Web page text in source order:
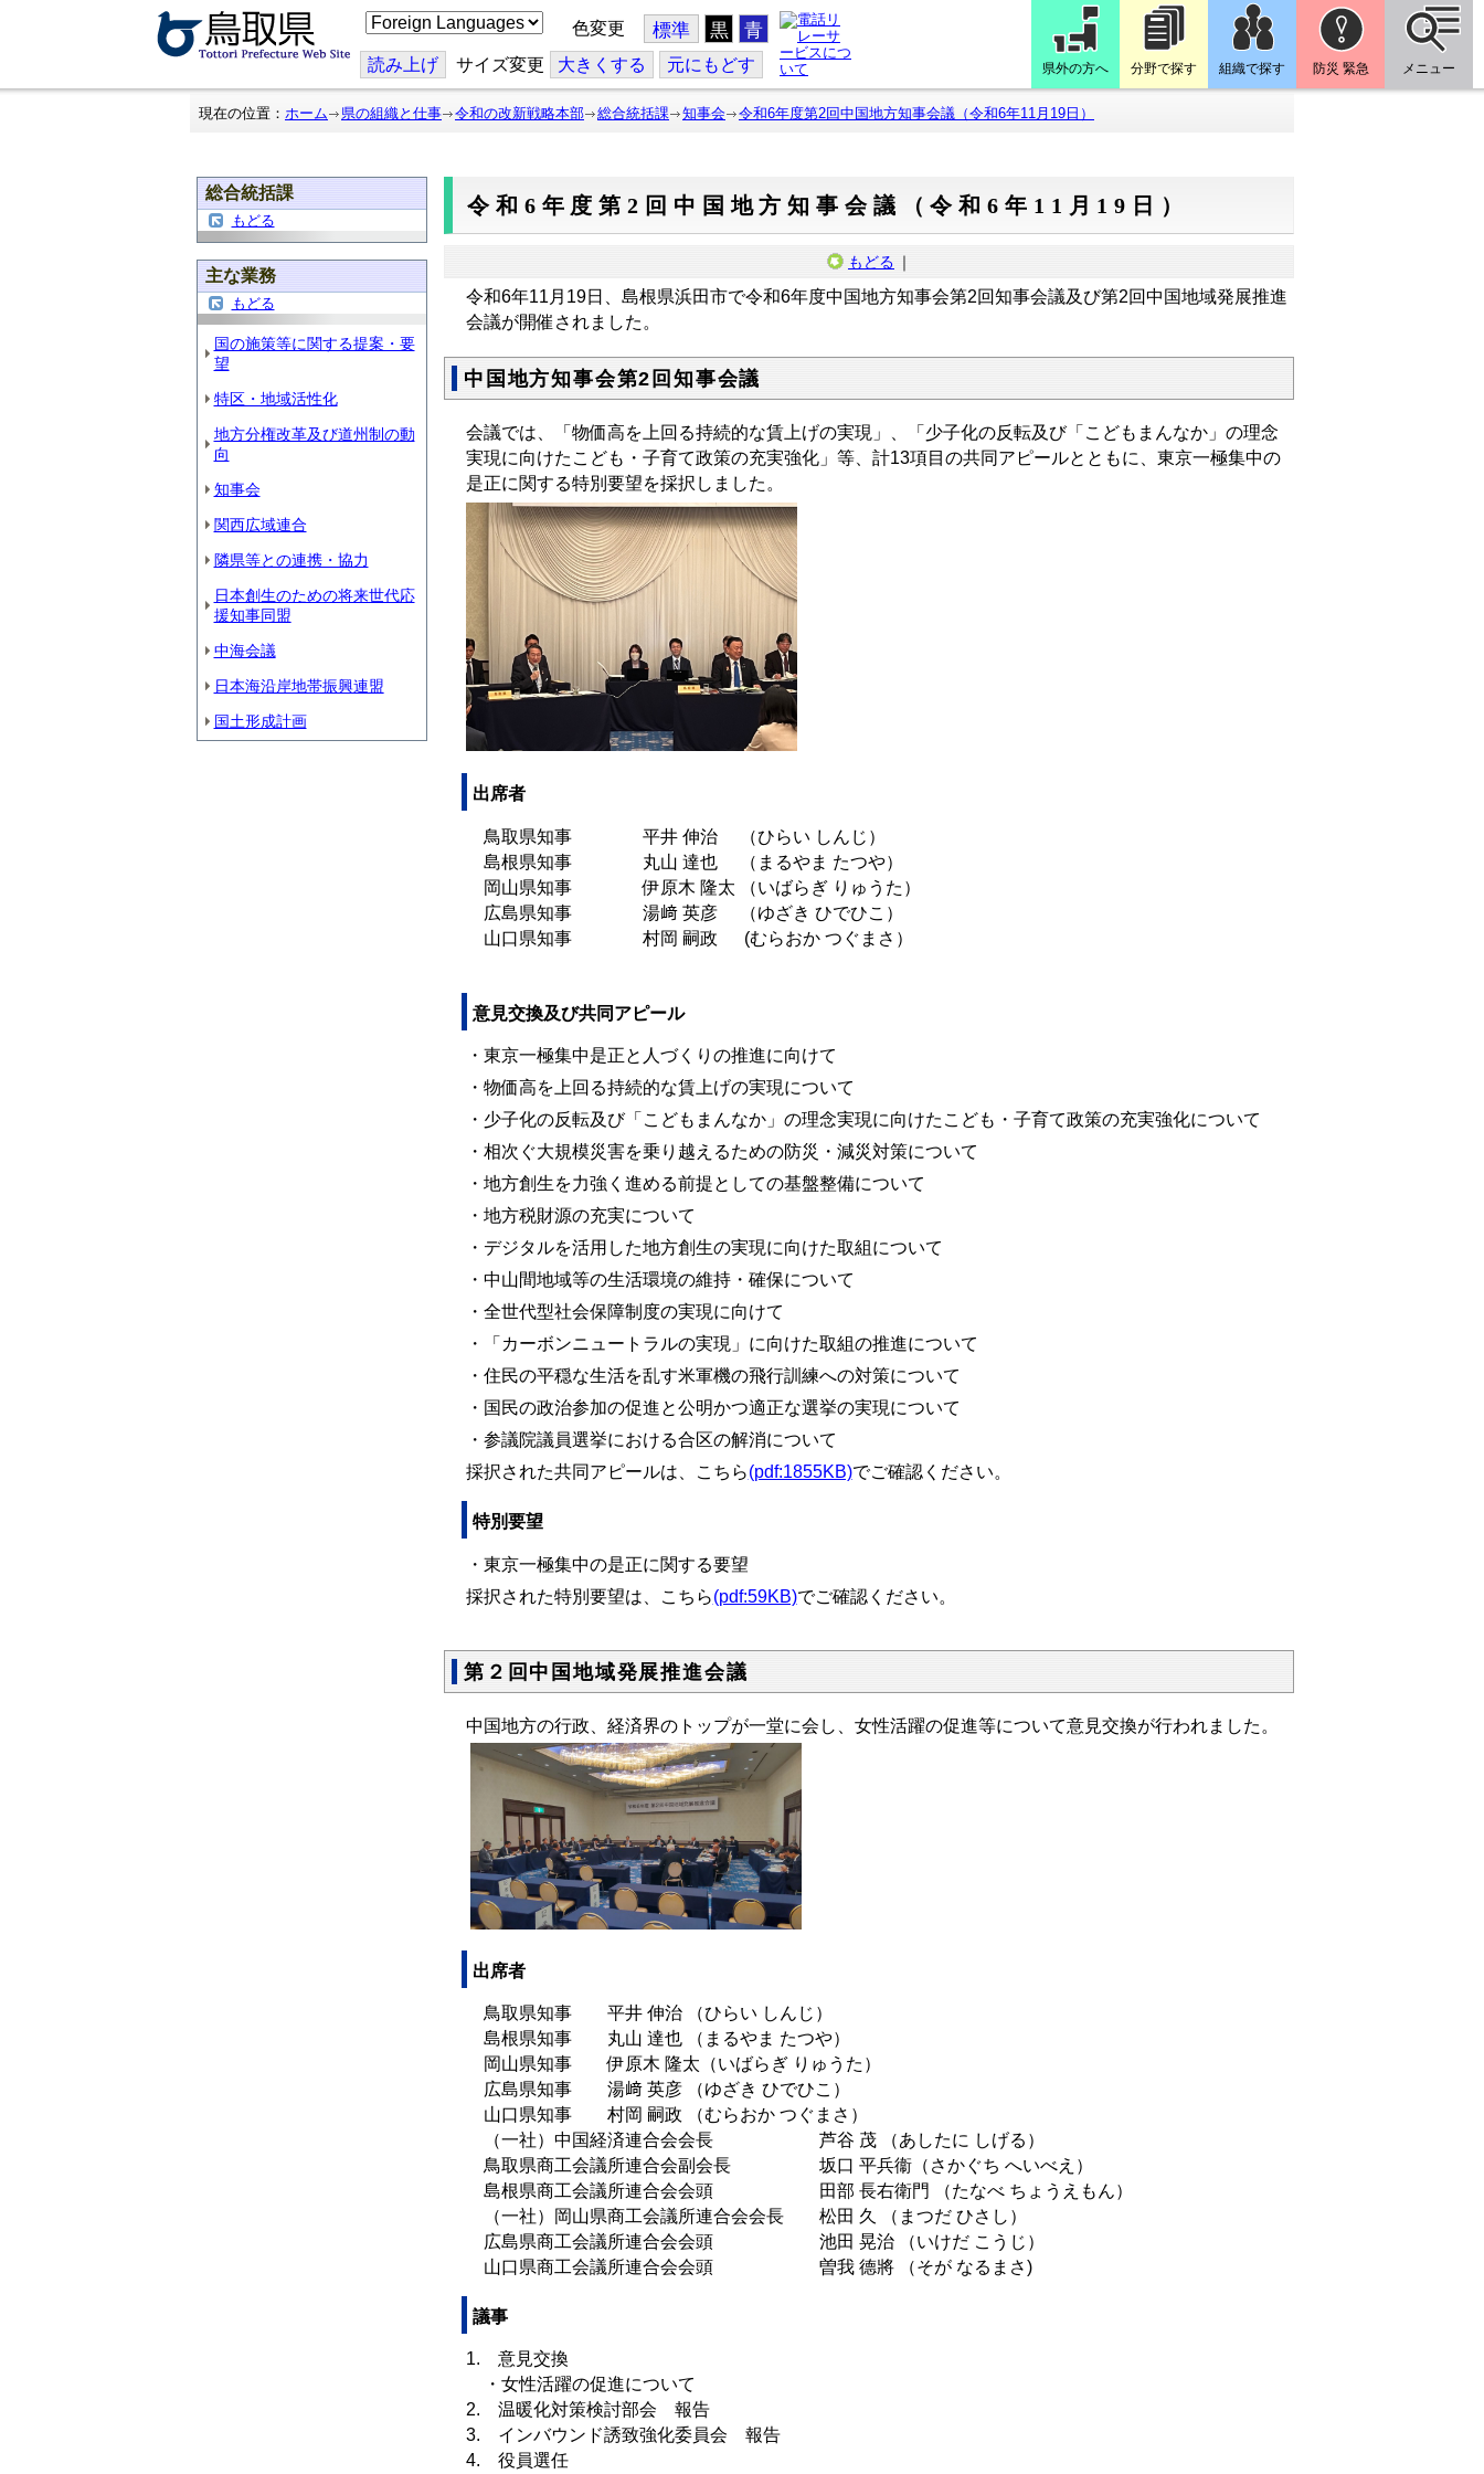
こ
の
ジ
を
翻
色変更 標準 黒 青
読み上げ サイズ変更 大きくする 元にもどす 県外の方へ 分野で探す 組織で探す 防災 緊急 メニュー
現在の位置： ホーム 県の組織と仕事 令和の改新戦略本部 総合統括課 知事会 令和6年度第2回中国地方知事会議（令和6年11月19日）
総合統括課
もどる
主な業務
もどる
国の施策等に関する提案・要
望
特区・地域活性化
地方分権改革及び道州制の動
向
知事会
関西広域連合
隣県等との連携・協力
日本創生のための将来世代応
援知事同盟
中海会議
日本海沿岸地帯振興連盟
国土形成計画
令和6年度第2回中国地方知事会議（令和6年11月19日）
もどる ｜
令和6年11月19日、島根県浜田市で令和6年度中国地方知事会第2回知事会議及び第2回中国地域発展推進
会議が開催されました。
中国地方知事会第2回知事会議
会議では、「物価高を上回る持続的な賃上げの実現」、「少子化の反転及び「こどもまんなか」の理念
実現に向けたこども・子育て政策の充実強化」等、計13項目の共同アピールとともに、東京一極集中の
是正に関する特別要望を採択しました。
出席者
鳥取県知事 平井 伸治 （ひらい しんじ）
島根県知事 丸山 達也 （まるやま たつや）
岡山県知事 伊原木 隆太 （いばらぎ りゅうた）
広島県知事 湯﨑 英彦 （ゆざき ひでひこ）
山口県知事 村岡 嗣政 (むらおか つぐまさ）
意見交換及び共同アピール
・東京一極集中是正と人づくりの推進に向けて
・物価高を上回る持続的な賃上げの実現について
・少子化の反転及び「こどもまんなか」の理念実現に向けたこども・子育て政策の充実強化について
・相次ぐ大規模災害を乗り越えるための防災・減災対策について
・地方創生を力強く進める前提としての基盤整備について
・地方税財源の充実について
・デジタルを活用した地方創生の実現に向けた取組について
・中山間地域等の生活環境の維持・確保について
・全世代型社会保障制度の実現に向けて
・「カーボンニュートラルの実現」に向けた取組の推進について
・住民の平穏な生活を乱す米軍機の飛行訓練への対策について
・国民の政治参加の促進と公明かつ適正な選挙の実現について
・参議院議員選挙における合区の解消について
採択された共同アピールは、こちら(pdf:1855KB)でご確認ください。
特別要望
・ 東京一極集中の是正に関する要望
採択された特別要望は、こちら(pdf:59KB)でご確認ください。
第２回中国地域発展推進会議
中国地方の行政、経済界のトップが一堂に会し、女性活躍の促進等について意見交換が行われました。
出席者
鳥取県知事 平井 伸治 （ひらい しんじ）
島根県知事 丸山 達也 （まるやま たつや）
岡山県知事 伊原木 隆太（いばらぎ りゅうた）
広島県知事 湯﨑 英彦 （ゆざき ひでひこ）
山口県知事 村岡 嗣政 （むらおか つぐまさ）
（一社）中国経済連合会会長 芦谷 茂 （あしたに しげる）
鳥取県商工会議所連合会副会長 坂口 平兵衞（さかぐち へいべえ）
島根県商工会議所連合会会頭 田部 長右衛門 （たなべ ちょうえもん）
（一社）岡山県商工会議所連合会会長 松田 久 （まつだ ひさし）
広島県商工会議所連合会会頭 池田 晃治 （いけだ こうじ）
山口県商工会議所連合会会頭 曽我 德將 （そが なるまさ)
議事
1. 意見交換
・女性活躍の促進について
2. 温暖化対策検討部会 報告
3. インバウンド誘致強化委員会 報告
4. 役員選任